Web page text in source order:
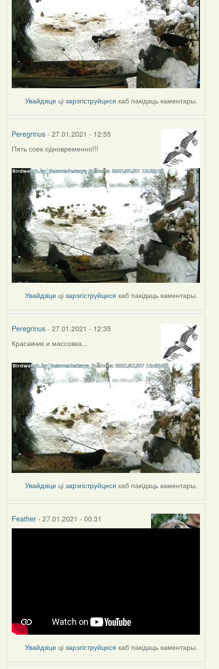
Увайдзіце цізарэгіструйцеся каб пакідаць каментары.
Peregrinus- 27.01.2021 - 12:55
Пять соек одновременно!!!
Увайдзіце цізарэгіструйцеся каб пакідаць каментары.
Peregrinus- 27.01.2021 - 12:35
Красавчик и массовка...
Увайдзіце цізарэгіструйцеся каб пакідаць каментары.
Feather- 27.01.2021 - 00:31
Увайдзіце цізарэгіструйцеся каб пакідаць каментары.